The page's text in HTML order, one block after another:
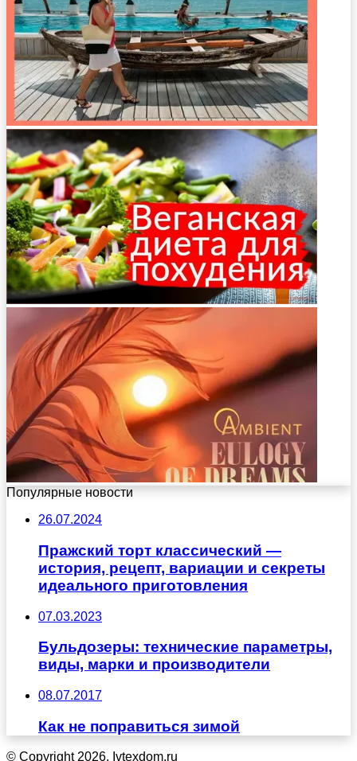
Популярные новости
26.07.2024
Пражский торт классический —
история, рецепт, вариации и секреты
идеального приготовления
07.03.2023
Бульдозеры: технические параметры,
виды, марки и производители
08.07.2017
Как не поправиться зимой
© Copyright 2026, Ivtexdom.ru